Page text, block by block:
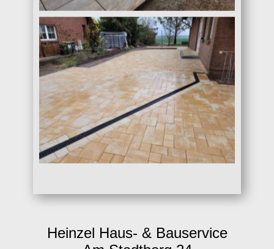
Heinzel Haus- & Bauservice